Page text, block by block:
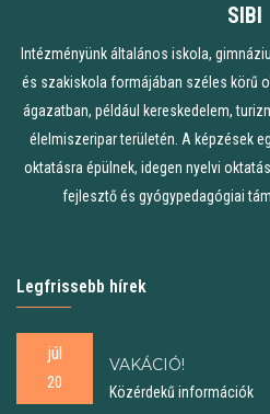
SIBI
Intézményünk általános iskola,
és szakiskola formájában széles körű
ágazatban, például kereskedelem,
élelmiszeripar területén. A képzések
oktatásra épülnek, idegen nyelvi
fejlesztő és gyógypedagógiai
Legfrissebb hírek
júl
20
VAKÁCIÓ!
Közérdekű információk